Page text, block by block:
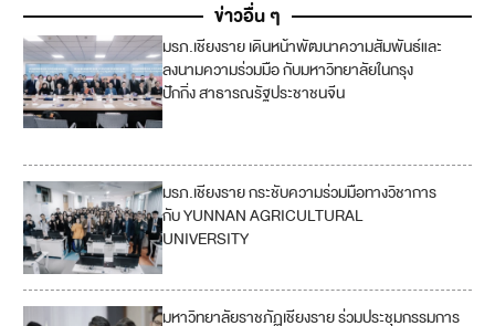
ข่าวอื่น ๆ
มรภ.เชียงราย เดินหน้าพัฒนาความสัมพันธ์และ
ลงนามความร่วมมือ กับมหาวิทยาลัยในกรุง
ปักกิ่ง สาธารณรัฐประชาชนจีน
มรภ.เชียงราย กระชับความร่วมมือทางวิชาการ
กับ YUNNAN AGRICULTURAL
UNIVERSITY
มหาวิทยาลัยราชภัฏเชียงราย ร่วมประชุมกรรมการ